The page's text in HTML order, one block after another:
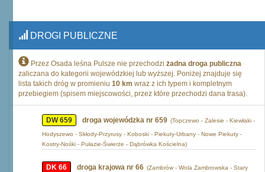
DROGI PUBLICZNE
Przez Osada leśna Pulsze nie przechodzi żadna droga publiczna
zaliczana do kategorii wojewódzkiej lub wyższej. Poniżej znajduje się
lista takich dróg w promieniu 10 km wraz z ich typem i kompletnym
przebiegiem (spisem miejscowości, przez które przechodzi dana trasa).
DW 659 droga wojewódzka nr 659 (Topczewo - Zalesie - Kiewłaki -
Hodyszewo - Skłody-Przyrusy - Koboski - Piekuty-Urbany - Nowe Piekuty -
Kostry-Nośki - Pułazie-Świerże - Dąbrówka Kościelna)
DK 66 droga krajowa nr 66 (Zambrów - Wola Zambrowska - Stary